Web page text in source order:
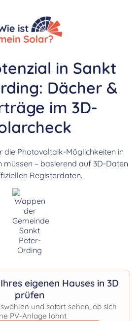
in Sankt
Dächer &
im 3D-
die Photovoltaik-Möglichkeiten in
müssen – basierend auf 3D-Daten
Registerdaten.
eigenen Hauses in 3D
prüfen
und sofort sehen, ob sich
PV-Anlage lohnt